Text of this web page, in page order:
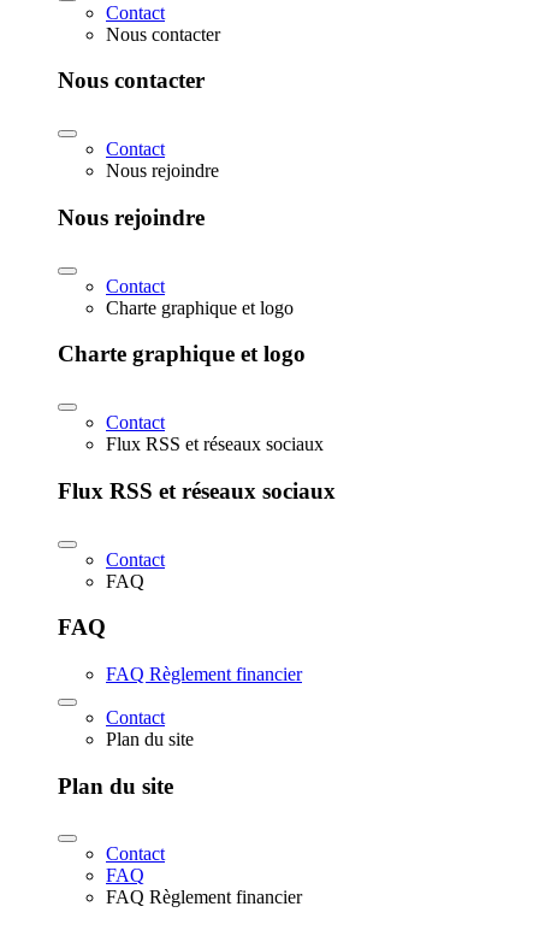
Contact
Nous contacter
Nous contacter
Contact
Nous rejoindre
Nous rejoindre
Contact
Charte graphique et logo
Charte graphique et logo
Contact
Flux RSS et réseaux sociaux
Flux RSS et réseaux sociaux
Contact
FAQ
FAQ
FAQ Règlement financier
Contact
Plan du site
Plan du site
Contact
FAQ
FAQ Règlement financier